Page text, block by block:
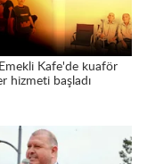
Kafe'de kuaför
hizmeti başladı